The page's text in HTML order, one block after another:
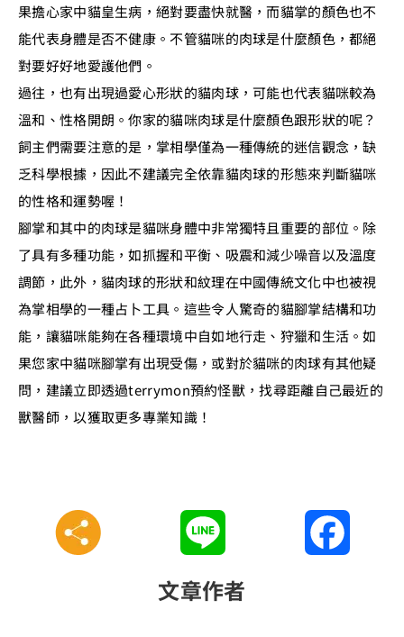
果擔心家中貓皇生病，絕對要盡快就醫，而貓掌的顏色也不
能代表身體是否不健康。不管貓咪的肉球是什麼顏色，都絕
對要好好地愛護他們。
過往，也有出現過愛心形狀的貓肉球，可能也代表貓咪較為
溫和、性格開朗。你家的貓咪肉球是什麼顏色跟形狀的呢？
飼主們需要注意的是，掌相學僅為一種傳統的迷信觀念，缺
乏科學根據，因此不建議完全依靠貓肉球的形態來判斷貓咪
的性格和運勢喔！
腳掌和其中的肉球是貓咪身體中非常獨特且重要的部位。除
了具有多種功能，如抓握和平衡、吸震和減少噪音以及溫度
調節，此外，貓肉球的形狀和紋理在中國傳統文化中也被視
為掌相學的一種占卜工具。這些令人驚奇的貓腳掌結構和功
能，讓貓咪能夠在各種環境中自如地行走、狩獵和生活。如
果您家中貓咪腳掌有出現受傷，或對於貓咪的肉球有其他疑
問，建議立即透過terrymon預約怪獸，找尋距離自己最近的
獸醫師，以獲取更多專業知識！
文章作者